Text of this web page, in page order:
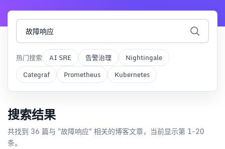
热门搜索 AI SRE 告警治理
Nightingale
Categraf
Prometheus Kubernetes
搜索结果
共找到 36 篇与 "故障响应" 相关的博客文章，当前显示第 1-20
条。